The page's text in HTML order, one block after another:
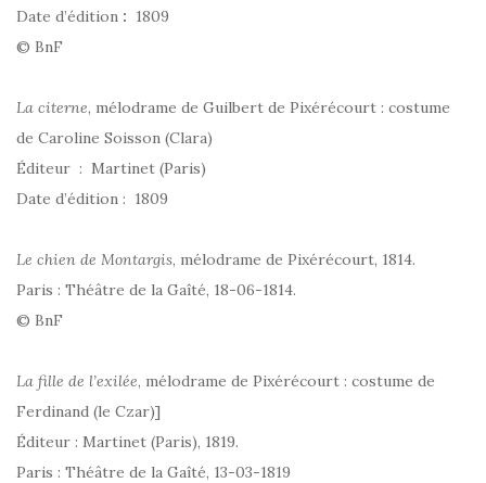
Date d’édition : 1809
© BnF
La citerne, mélodrame de Guilbert de Pixérécourt : costume
de Caroline Soisson (Clara)
Éditeur : Martinet (Paris)
Date d’édition : 1809
Le chien de Montargis, mélodrame de Pixérécourt, 1814.
Paris : Théâtre de la Gaîté, 18-06-1814.
© BnF
La fille de l’exilée, mélodrame de Pixérécourt : costume de
Ferdinand (le Czar)]
Éditeur : Martinet (Paris), 1819.
Paris : Théâtre de la Gaîté, 13-03-1819